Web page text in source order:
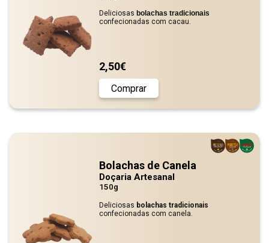
Deliciosas bolachas tradicionais
confecionadas com cacau.
2,50€
Comprar
Bolachas de Canela
Doçaria Artesanal
150g
Deliciosas bolachas tradicionais
confecionadas com canela.